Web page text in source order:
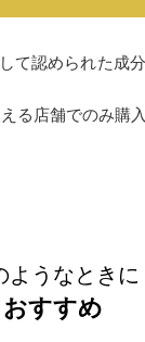
て認められた成
る店舗でのみ購
ようなときに
おすすめ